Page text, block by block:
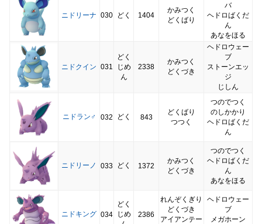
ニドリーナ 030 どく 1404
かみつく
どくばり
バ
ヘドロばくだ
ん
あなをほる
ニドクイン 031
どく
じめ
ん
2338
かみつく
どくづき
ヘドロウェー
ブ
ストーンエッ
ジ
じしん
ニドラン♂ 032 どく 843
どくばり
つつく
つのでつく
のしかかり
ヘドロばくだ
ん
ニドリーノ 033 どく 1372
かみつく
どくづき
つのでつく
ヘドロばくだ
ん
あなをほる
ニドキング 034
どく
じめ
2386
れんぞくぎり
どくづき
アイアンテー
ヘドロウェー
ブ
メガホーン